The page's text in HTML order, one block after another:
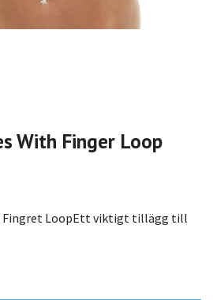
With Finger Loop
Fingret LoopEtt viktigt tillägg till